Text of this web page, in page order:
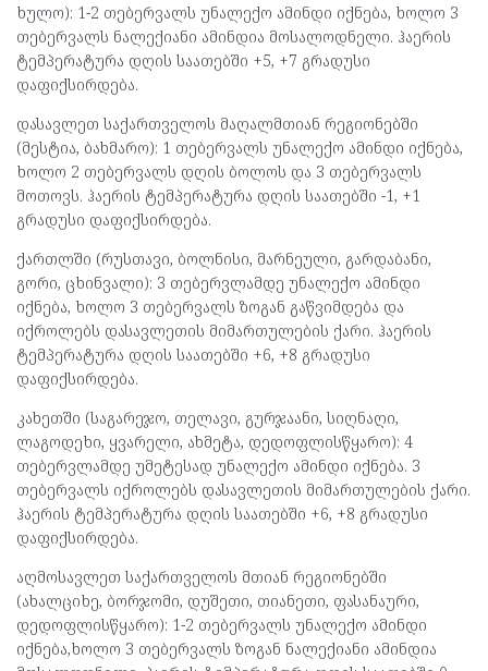
ხულო): 1-2 თებერვალს უნალექო ამინდი იქნება, ხოლო 3
თებერვალს ნალექიანი ამინდია მოსალოდნელი. ჰაერის
ტემპერატურა დღის საათებში +5, +7 გრადუსი
დაფიქსირდება.
დასავლეთ საქართველოს მაღალმთიან რეგიონებში
(მესტია, ბახმარო): 1 თებერვალს უნალექო ამინდი იქნება,
ხოლო 2 თებერვალს დღის ბოლოს და 3 თებერვალს
მოთოვს. ჰაერის ტემპერატურა დღის საათებში -1, +1
გრადუსი დაფიქსირდება.
ქართლში (რუსთავი, ბოლნისი, მარნეული, გარდაბანი,
გორი, ცხინვალი): 3 თებერვლამდე უნალექო ამინდი
იქნება, ხოლო 3 თებერვალს ზოგან გაწვიმდება და
იქროლებს დასავლეთის მიმართულების ქარი. ჰაერის
ტემპერატურა დღის საათებში +6, +8 გრადუსი
დაფიქსირდება.
კახეთში (საგარეჯო, თელავი, გურჯაანი, სიღნაღი,
ლაგოდეხი, ყვარელი, ახმეტა, დედოფლისწყარო): 4
თებერვლამდე უმეტესად უნალექო ამინდი იქნება. 3
თებერვალს იქროლებს დასავლეთის მიმართულების ქარი.
ჰაერის ტემპერატურა დღის საათებში +6, +8 გრადუსი
დაფიქსირდება.
აღმოსავლეთ საქართველოს მთიან რეგიონებში
(ახალციხე, ბორჯომი, დუშეთი, თიანეთი, ფასანაური,
დედოფლისწყარო): 1-2 თებერვალს უნალექო ამინდი
იქნება,ხოლო 3 თებერვალს ზოგან ნალექიანი ამინდია